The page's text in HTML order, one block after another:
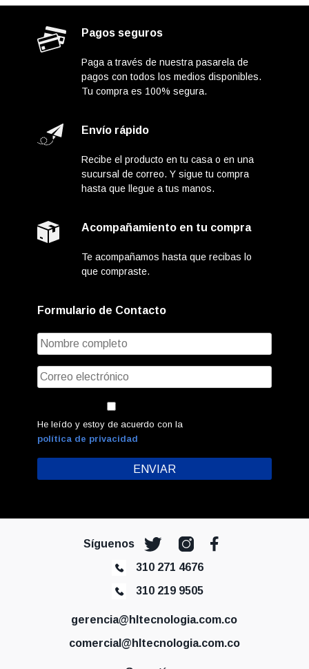
Pagos seguros
Paga a través de nuestra pasarela de
pagos con todos los medios disponibles.
Tu compra es 100% segura.
Envío rápido
Recibe el producto en tu casa o en una
sucursal de correo. Y sigue tu compra
hasta que llegue a tus manos.
Acompañamiento en tu compra
Te acompañamos hasta que recibas lo
que compraste.
Formulario de Contacto
He leído y estoy de acuerdo con la
política de privacidad
Síguenos
310 271 4676
310 219 9505
gerencia@hltecnologia.com.co
comercial@hltecnologia.com.co